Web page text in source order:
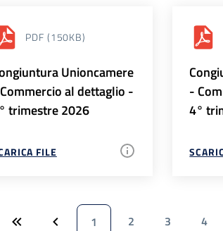
PDF (150KB)
Unioncamere
al dettaglio -
trimestre 2026
FILE
-
4°
1 2 3 4